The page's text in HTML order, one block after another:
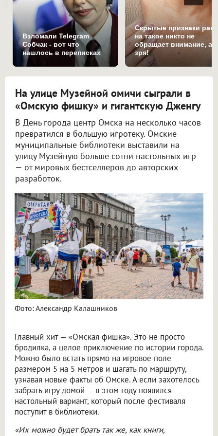
Взломали Telegram
Собчак - вот что
нашлось в переписках
Скрытые признаки
на такое никто не
обращает внимание, а
зря!
На улице Музейной омичи сыграли в
«Омскую фишку» и гигантскую Дженгу
В День города центр Омска на несколько часов
превратился в большую игротеку. Омские
муниципальные библиотеки выставили на
улицу Музейную больше сотни настольных игр
— от мировых бестселлеров до авторских
разработок.
Фото: Александр Калашников
Главный хит — «Омская фишка». Это не просто
бродилка, а целое приключение по истории города.
Можно было встать прямо на игровое поле
размером 5 на 5 метров и шагать по маршруту,
узнавая новые факты об Омске. А если захотелось
забрать игру домой — в этом году появился
настольный вариант, который после фестиваля
поступит в библиотеки.
«Их можно будет брать так же, как книги,